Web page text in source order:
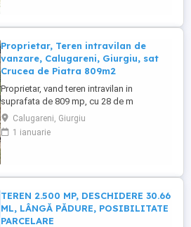
este ...
Proprietar, Teren intravilan de
vanzare, Calugareni, Giurgiu, sat
Crucea de Piatra 809m2
Proprietar, vand teren intravilan in
suprafata de 809 mp, cu 28 de m
deschidere la drumul de servitute, situat in
comuna Calugareni, Giurgiu, sat Crucea de
Piatra, strada Dealul Doamnei, zona foarte
se vede si in ...
Calugareni, Giurgiu
1 ianuarie
TEREN 2.500 MP, DESCHIDERE 30.66
ML, LÂNGĂ PĂDURE, POSIBILITATE
PARCELARE